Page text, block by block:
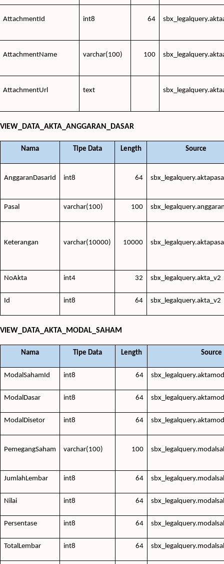
AttachmentId int8 64
AttachmentName varchar(100) 100
AttachmentUrl text
VIEW_DATA_AKTA_ANGGARAN_DASAR
Nama Tipe Data Length Source
AnggaranDasarId int8 64
Pasal varchar(100) 100
Keterangan varchar(10000) 10000
NoAkta int4 32 sbx_legalquery.akta_v2
Id int8 64 sbx_legalquery.akta_v2
VIEW_DATA_AKTA_MODAL_SAHAM
Nama Tipe Data Length Source
ModalSahamId int8 64
ModalDasar int8 64
ModalDisetor int8 64
PemegangSaham varchar(100) 100
JumlahLembar int8 64
Nilai int8 64
Persentase int8 64
TotalLembar int8 64